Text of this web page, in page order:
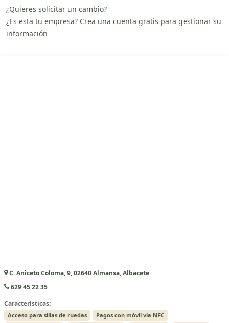
¿Quieres solicitar un cambio?
¿Es esta tu empresa? Crea una cuenta gratis para gestionar su
información
C. Aniceto Coloma, 9, 02640 Almansa, Albacete
629 45 22 35
Características:
Acceso para sillas de ruedas
Pagos con móvil vía NFC